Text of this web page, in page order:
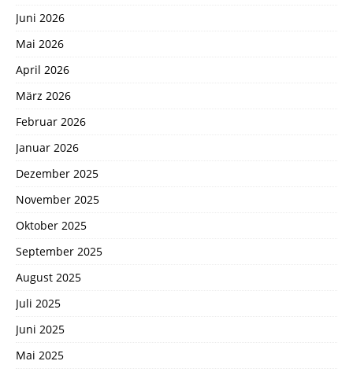
Juni 2026
Mai 2026
April 2026
März 2026
Februar 2026
Januar 2026
Dezember 2025
November 2025
Oktober 2025
September 2025
August 2025
Juli 2025
Juni 2025
Mai 2025